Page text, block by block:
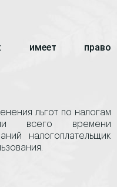
имеет право
льгот по налогам
всего времени
налогоплательщик